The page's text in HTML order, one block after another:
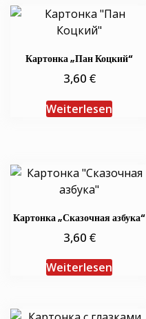
Картонка „Пан Коцкий“
3,60 €
Weiterlesen
Картонка „Сказочная азбука“
3,60 €
Weiterlesen